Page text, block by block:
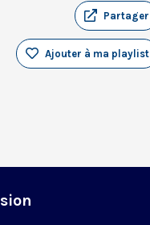
Partager
Ajouter à ma playlist